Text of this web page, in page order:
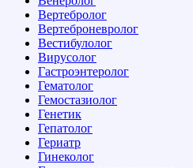
Вертебролог
Вертеброневролог
Вестибулолог
Вирусолог
Гастроэнтеролог
Гематолог
Гемостазиолог
Генетик
Гепатолог
Гериатр
Гинеколог